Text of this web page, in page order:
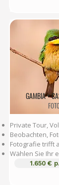
GAMBIA +
Private Tour,
Beobachten,
Fotografie trifft
Wählen Sie Ihr
1.650 €